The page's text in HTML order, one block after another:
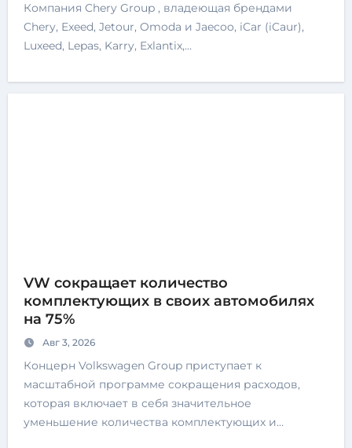
Компания Chery Group , владеющая брендами
Chery, Exeed, Jetour, Omoda и Jaecoo, iCar (iCaur),
Luxeed, Lepas, Karry, Exlantix,…
VW сокращает количество
комплектующих в своих автомобилях
на 75%
Авг 3, 2026
Концерн Volkswagen Group приступает к
масштабной программе сокращения расходов,
которая включает в себя значительное
уменьшение количества комплектующих и…